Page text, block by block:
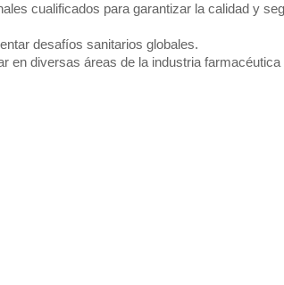
cualificados para garantizar la calidad y
desafíos sanitarios globales.
en diversas áreas de la industria farmacéutica